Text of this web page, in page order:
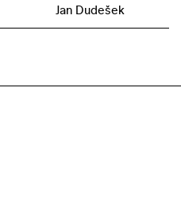
Jan Dudešek